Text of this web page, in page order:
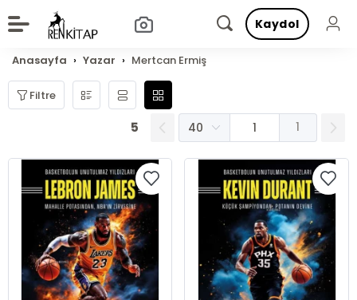
Kaydol
Anasayfa Yazar Mertcan Ermiş
Filtre
5 1